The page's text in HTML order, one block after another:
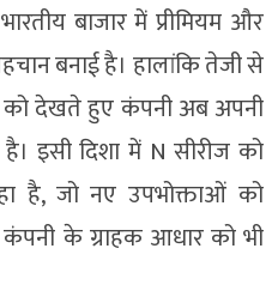
बाजार में प्रीमियम और
बनाई है। हालांकि तेजी से
देखते हुए कंपनी अब अपनी
इसी दिशा में N सीरीज को
है, जो नए उपभोक्ताओं को
के ग्राहक आधार को भी